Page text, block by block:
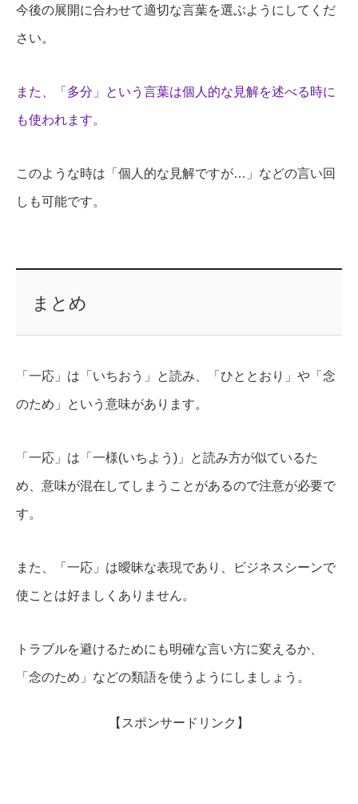
今後の展開に合わせて適切な言葉を選ぶようにしてくだ
さい。
また、「多分」という言葉は個人的な見解を述べる時に
も使われます。
このような時は「個人的な見解ですが…」などの言い回
しも可能です。
まとめ
「一応」は「いちおう」と読み、「ひととおり」や「念
のため」という意味があります。
「一応」は「一様(いちよう)」と読み方が似ているた
め、意味が混在してしまうことがあるので注意が必要で
す。
また、「一応」は曖昧な表現であり、ビジネスシーンで
使ことは好ましくありません。
トラブルを避けるためにも明確な言い方に変えるか、
「念のため」などの類語を使うようにしましょう。
【スポンサードリンク】